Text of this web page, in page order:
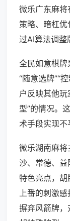
微乐广东麻
策略、暗杠
过AI算法调整
全民如意棋
“随意选牌”“
户反映其他玩
型”的情况。
术手段实现不
微乐湖南麻
沙、常德、
特色亮点，
上番的刺激感
摒弃风箭牌